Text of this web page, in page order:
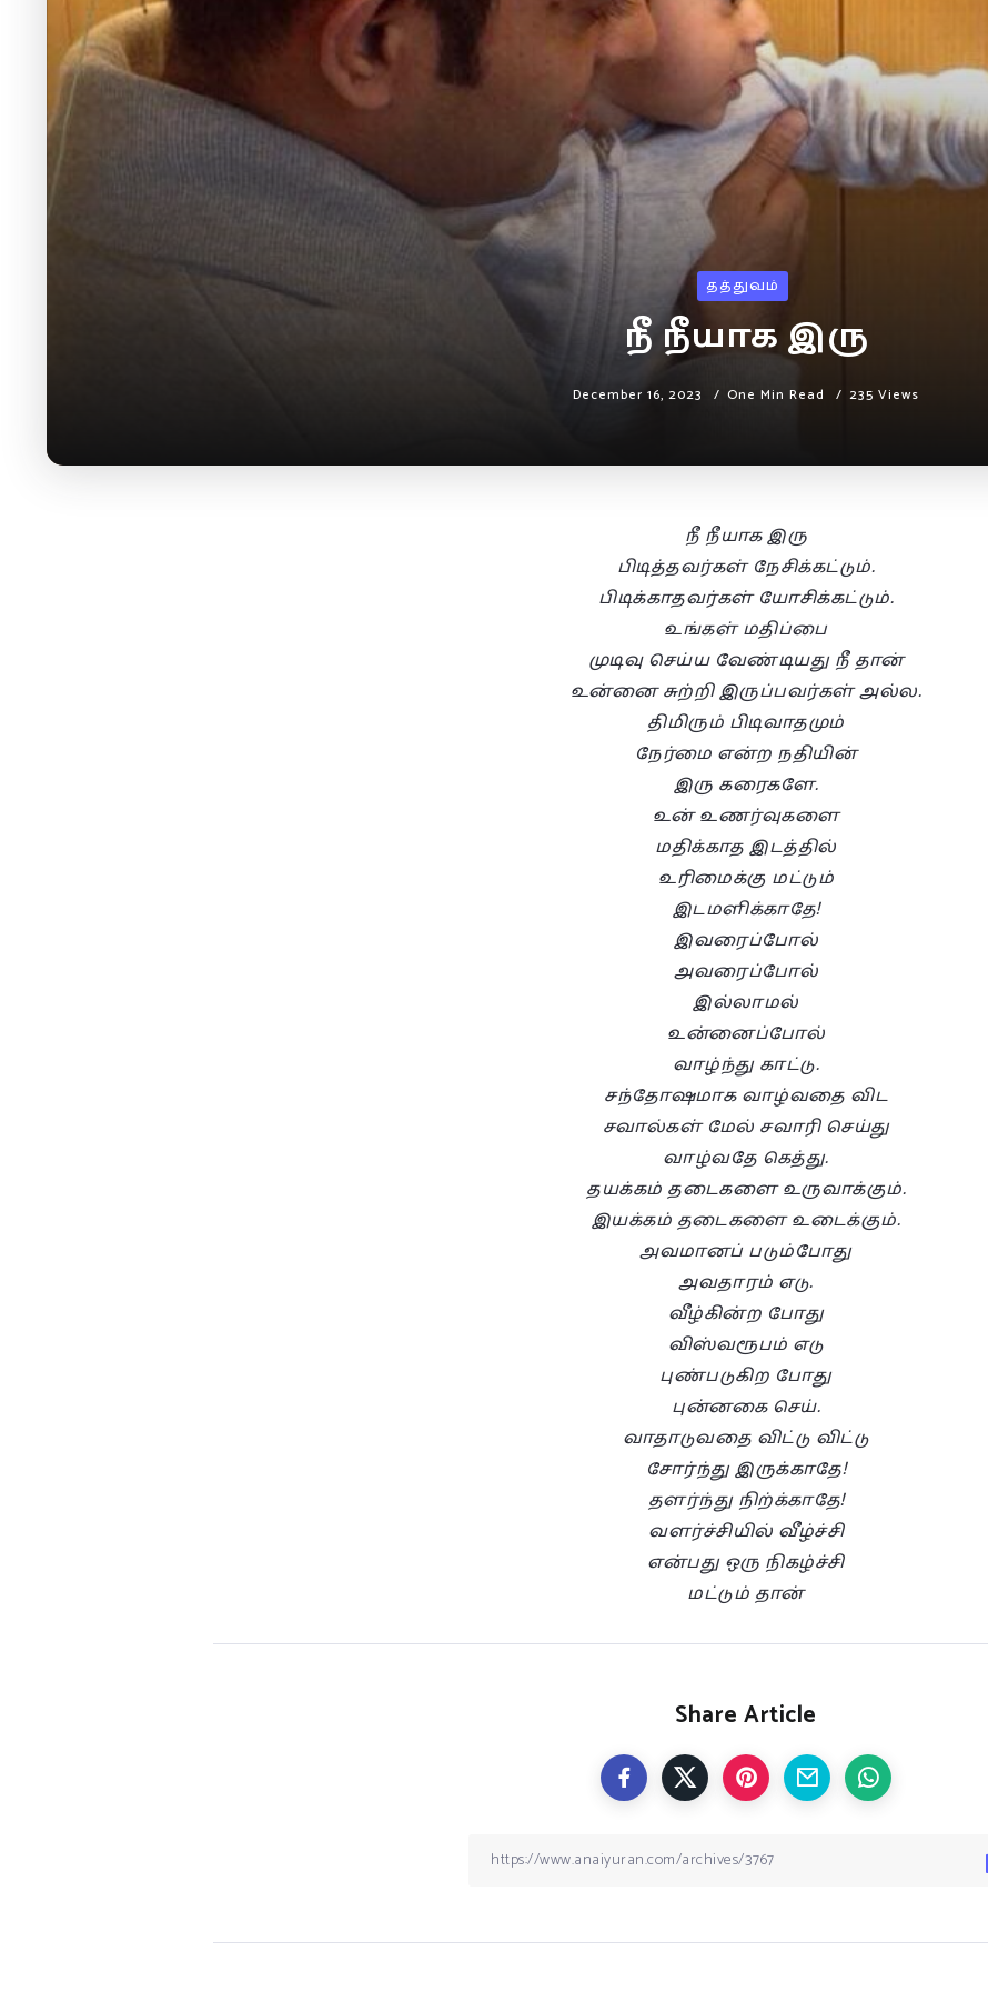
தத்துவம்
நீ நீயாக இரு
December 16, 2023 One Min Read 235 Views
நீ நீயாக இரு
பிடித்தவர்கள் நேசிக்கட்டும்.
பிடிக்காதவர்கள் யோசிக்கட்டும்.
உங்கள் மதிப்பை
முடிவு செய்ய வேண்டியது நீ தான்
உன்னை சுற்றி இருப்பவர்கள் அல்ல.
திமிரும் பிடிவாதமும்
நேர்மை என்ற நதியின்
இரு கரைகளே.
உன் உணர்வுகளை
மதிக்காத இடத்தில்
உரிமைக்கு மட்டும்
இடமளிக்காதே!
இவரைப்போல்
அவரைப்போல்
இல்லாமல்
உன்னைப்போல்
வாழ்ந்து காட்டு.
சந்தோஷமாக வாழ்வதை விட
சவால்கள் மேல் சவாரி செய்து
வாழ்வதே கெத்து.
தயக்கம் தடைகளை உருவாக்கும்.
இயக்கம் தடைகளை உடைக்கும்.
அவமானப் படும்போது
அவதாரம் எடு.
வீழ்கின்ற போது
விஸ்வரூபம் எடு
புண்படுகிற போது
புன்னகை செய்.
வாதாடுவதை விட்டு விட்டு
சோர்ந்து இருக்காதே!
தளர்ந்து நிற்க்காதே!
வளர்ச்சியில் வீழ்ச்சி
என்பது ஒரு நிகழ்ச்சி
மட்டும் தான்
Share Article